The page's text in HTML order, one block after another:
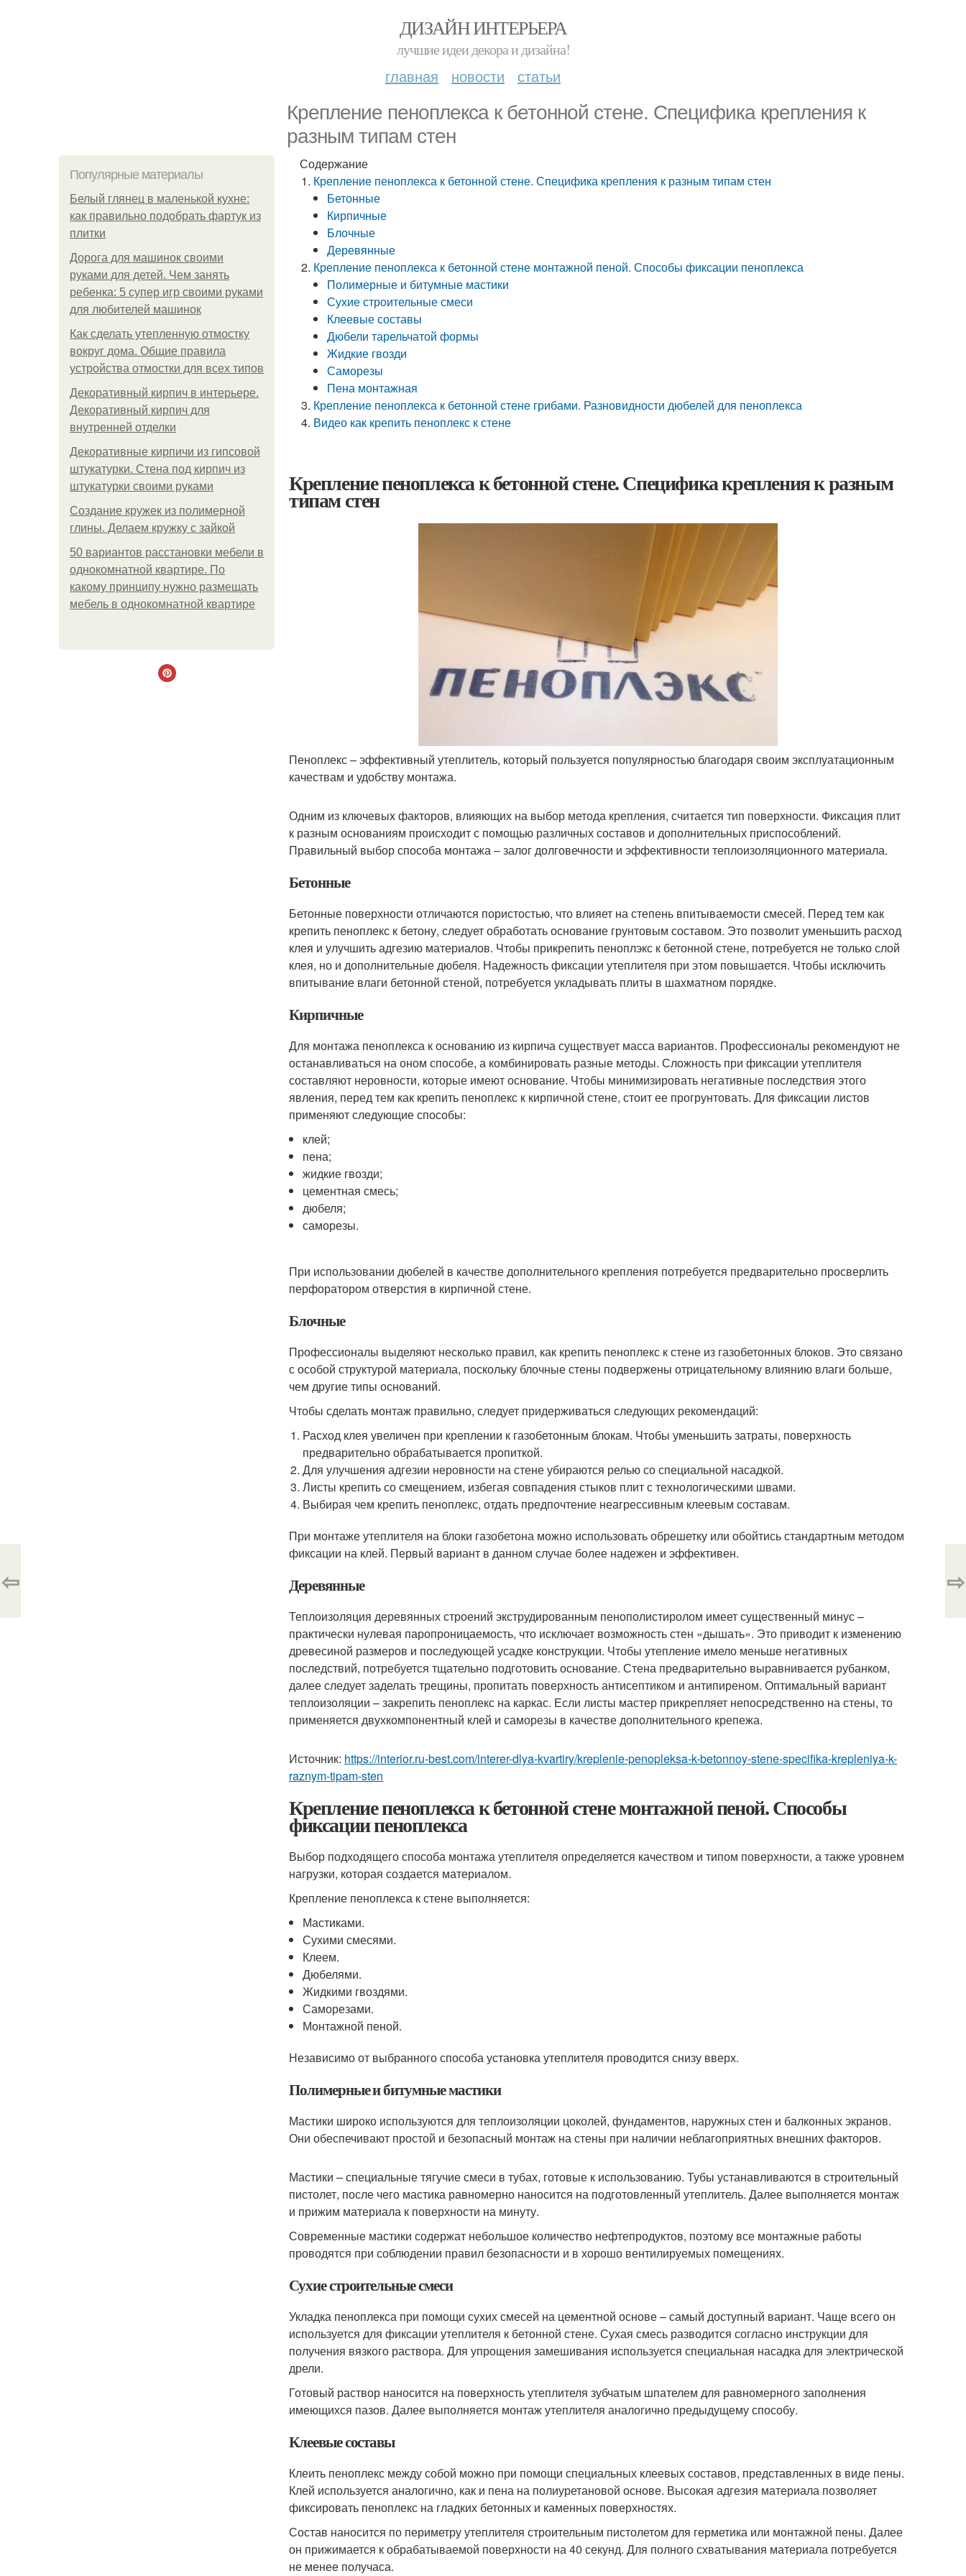
ДИЗАЙН ИНТЕРЬЕРА
лучшие идеи декора и дизайна!
главная новости статьи
Крепление пеноплекса к бетонной стене. Специфика крепления к
разным типам стен
Популярные материалы
Белый глянец в маленькой кухне:
как правильно подобрать фартук из
плитки
Дорога для машинок своими
руками для детей. Чем занять
ребенка: 5 супер игр своими руками
для любителей машинок
Как сделать утепленную отмостку
вокруг дома. Общие правила
устройства отмостки для всех типов
Декоративный кирпич в интерьере.
Декоративный кирпич для
внутренней отделки
Декоративные кирпичи из гипсовой
штукатурки. Стена под кирпич из
штукатурки своими руками
Создание кружек из полимерной
глины. Делаем кружку с зайкой
50 вариантов расстановки мебели в
однокомнатной квартире. По
какому принципу нужно размещать
мебель в однокомнатной квартире
Содержание
Крепление пеноплекса к бетонной стене. Специфика крепления к разным типам стен
Бетонные
Кирпичные
Блочные
Деревянные
Крепление пеноплекса к бетонной стене монтажной пеной. Способы фиксации пеноплекса
Полимерные и битумные мастики
Сухие строительные смеси
Клеевые составы
Дюбели тарельчатой формы
Жидкие гвозди
Саморезы
Пена монтажная
Крепление пеноплекса к бетонной стене грибами. Разновидности дюбелей для пеноплекса
Видео как крепить пеноплекс к стене
Крепление пеноплекса к бетонной стене. Специфика крепления к разным
типам стен
Пеноплекс – эффективный утеплитель, который пользуется популярностью благодаря своим эксплуатационным
качествам и удобству монтажа.
Одним из ключевых факторов, влияющих на выбор метода крепления, считается тип поверхности. Фиксация плит
к разным основаниям происходит с помощью различных составов и дополнительных приспособлений.
Правильный выбор способа монтажа – залог долговечности и эффективности теплоизоляционного материала.
Бетонные
Бетонные поверхности отличаются пористостью, что влияет на степень впитываемости смесей. Перед тем как
крепить пеноплекс к бетону, следует обработать основание грунтовым составом. Это позволит уменьшить расход
клея и улучшить адгезию материалов. Чтобы прикрепить пеноплэкс к бетонной стене, потребуется не только слой
клея, но и дополнительные дюбеля. Надежность фиксации утеплителя при этом повышается. Чтобы исключить
впитывание влаги бетонной стеной, потребуется укладывать плиты в шахматном порядке.
Кирпичные
Для монтажа пеноплекса к основанию из кирпича существует масса вариантов. Профессионалы рекомендуют не
останавливаться на оном способе, а комбинировать разные методы. Сложность при фиксации утеплителя
составляют неровности, которые имеют основание. Чтобы минимизировать негативные последствия этого
явления, перед тем как крепить пеноплекс к кирпичной стене, стоит ее прогрунтовать. Для фиксации листов
применяют следующие способы:
клей;
пена;
жидкие гвозди;
цементная смесь;
дюбеля;
саморезы.
При использовании дюбелей в качестве дополнительного крепления потребуется предварительно просверлить
перфоратором отверстия в кирпичной стене.
Блочные
Профессионалы выделяют несколько правил, как крепить пеноплекс к стене из газобетонных блоков. Это связано
с особой структурой материала, поскольку блочные стены подвержены отрицательному влиянию влаги больше,
чем другие типы оснований.
Чтобы сделать монтаж правильно, следует придерживаться следующих рекомендаций:
Расход клея увеличен при креплении к газобетонным блокам. Чтобы уменьшить затраты, поверхность
предварительно обрабатывается пропиткой.
Для улучшения адгезии неровности на стене убираются релью со специальной насадкой.
Листы крепить со смещением, избегая совпадения стыков плит с технологическими швами.
Выбирая чем крепить пеноплекс, отдать предпочтение неагрессивным клеевым составам.
При монтаже утеплителя на блоки газобетона можно использовать обрешетку или обойтись стандартным методом
фиксации на клей. Первый вариант в данном случае более надежен и эффективен.
Деревянные
Теплоизоляция деревянных строений экструдированным пенополистиролом имеет существенный минус –
практически нулевая паропроницаемость, что исключает возможность стен «дышать». Это приводит к изменению
древесиной размеров и последующей усадке конструкции. Чтобы утепление имело меньше негативных
последствий, потребуется тщательно подготовить основание. Стена предварительно выравнивается рубанком,
далее следует заделать трещины, пропитать поверхность антисептиком и антипиреном. Оптимальный вариант
теплоизоляции – закрепить пеноплекс на каркас. Если листы мастер прикрепляет непосредственно на стены, то
применяется двухкомпонентный клей и саморезы в качестве дополнительного крепежа.
Источник: https://interior.ru-best.com/interer-dlya-kvartiry/kreplenie-penopleksa-k-betonnoy-stene-specifika-krepleniya-k-
raznym-tipam-sten
Крепление пеноплекса к бетонной стене монтажной пеной. Способы
фиксации пеноплекса
Выбор подходящего способа монтажа утеплителя определяется качеством и типом поверхности, а также уровнем
нагрузки, которая создается материалом.
Крепление пеноплекса к стене выполняется:
Мастиками.
Сухими смесями.
Клеем.
Дюбелями.
Жидкими гвоздями.
Саморезами.
Монтажной пеной.
Независимо от выбранного способа установка утеплителя проводится снизу вверх.
Полимерные и битумные мастики
Мастики широко используются для теплоизоляции цоколей, фундаментов, наружных стен и балконных экранов.
Они обеспечивают простой и безопасный монтаж на стены при наличии неблагоприятных внешних факторов.
Мастики – специальные тягучие смеси в тубах, готовые к использованию. Тубы устанавливаются в строительный
пистолет, после чего мастика равномерно наносится на подготовленный утеплитель. Далее выполняется монтаж
и прижим материала к поверхности на минуту.
Современные мастики содержат небольшое количество нефтепродуктов, поэтому все монтажные работы
проводятся при соблюдении правил безопасности и в хорошо вентилируемых помещениях.
Сухие строительные смеси
Укладка пеноплекса при помощи сухих смесей на цементной основе – самый доступный вариант. Чаще всего он
используется для фиксации утеплителя к бетонной стене. Сухая смесь разводится согласно инструкции для
получения вязкого раствора. Для упрощения замешивания используется специальная насадка для электрической
дрели.
Готовый раствор наносится на поверхность утеплителя зубчатым шпателем для равномерного заполнения
имеющихся пазов. Далее выполняется монтаж утеплителя аналогично предыдущему способу.
Клеевые составы
Клеить пеноплекс между собой можно при помощи специальных клеевых составов, представленных в виде пены.
Клей используется аналогично, как и пена на полиуретановой основе. Высокая адгезия материала позволяет
фиксировать пеноплекс на гладких бетонных и каменных поверхностях.
Состав наносится по периметру утеплителя строительным пистолетом для герметика или монтажной пены. Далее
он прижимается к обрабатываемой поверхности на 40 секунд. Для полного схватывания материала потребуется
не менее получаса.
⇦ ⇨